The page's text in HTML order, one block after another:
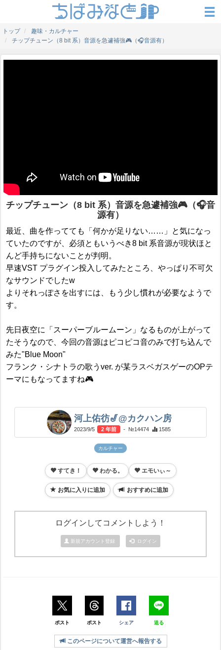
トップ
趣味・カルチャー
チップチューン（8 bit 系）音源を急遽補強🎮（🎧音源有）
チップチューン（8 bit 系）音源を急遽補強🎮（🎧音
源有）
最近、曲を作ってても「何かが足りない……」と気になっ
ていたのですが、必須ともいうべき8 bit 系音源が現状ほと
んど手持ちにないことが判明。
早速VST プラグイン投入してみたところ、やっぱり不可欠
なサウンドでしたw
よりそれっぽさを出すには、もう少し慣れが必要なようで
す。
先日夜空に「スーパーブルームーン」なるものが上がって
たそうなので、今回の音源はピコピコ音のみで打ち込んで
みた"Blue Moon"
フランク・シナトラの歌うver. が某ラスベガスゲーのOPテ
ーマにもなってますね🎮
河上佑彷🎷@カクハン房
2023/9/5 2 年前 - №14474 1585
カルチャー
すてき！ わかる。 エモいぃ～
お気に入りに追加 おすすめに追加
ログインしてコメントしよう！
新規アカウント登録 ログイン
ポスト ポスト シェア 送る
このページについて運営へ報告する